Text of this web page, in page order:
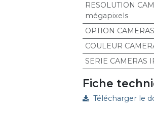
RESOLUTION
mégapixels
OPTION
COULEUR
SERIE CAMERAS
Fiche
Télécharger le